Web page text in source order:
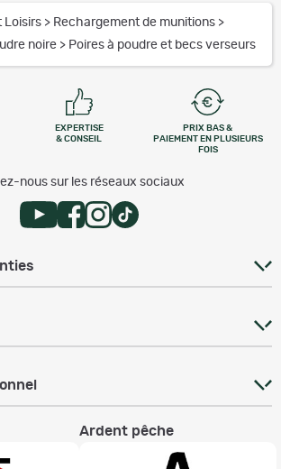
Loisirs > Rechargement de munitions >
noire > Poires à poudre et becs verseurs
EXPERTISE
& CONSEIL
PRIX BAS &
PAIEMENT EN PLUSIEURS
FOIS
nous sur les réseaux sociaux
Ardent pêche